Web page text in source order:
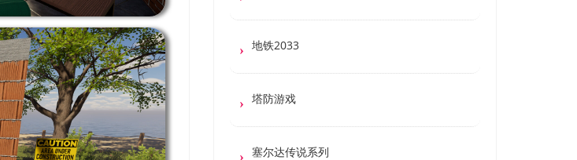
地铁2033
塔防游戏
塞尔达传说系列